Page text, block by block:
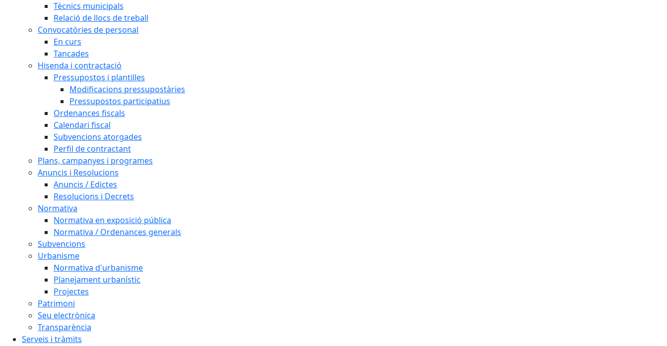
Tècnics municipals
Relació de llocs de treball
Convocatòries de personal
En curs
Tancades
Hisenda i contractació
Pressupostos i plantilles
Modificacions pressupostàries
Pressupostos participatius
Ordenances fiscals
Calendari fiscal
Subvencions atorgades
Perfil de contractant
Plans, campanyes i programes
Anuncis i Resolucions
Anuncis / Edictes
Resolucions i Decrets
Normativa
Normativa en exposició pública
Normativa / Ordenances generals
Subvencions
Urbanisme
Normativa d'urbanisme
Planejament urbanístic
Projectes
Patrimoni
Seu electrònica
Transparència
Serveis i tràmits